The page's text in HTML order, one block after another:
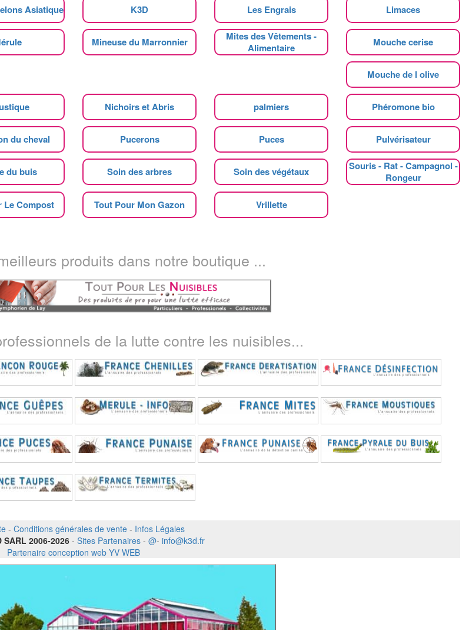
Asiatique K3D Les Engrais Limaces
Mineuse du Marronnier
Mites des Vêtements -
Alimentaire
Mouche cerise
Mouche de l olive
Nichoirs et Abris palmiers Phéromone bio
du cheval Pucerons Puces Pulvérisateur
du buis Soin des arbres Soin des végétaux
Souris - Rat - Campagnol -
Rongeur
Le Compost Tout Pour Mon Gazon Vrillette
produits dans notre boutique ...
de la lutte contre les nuisibles...
- Conditions générales de vente - Infos Légales
2006-2026 - Sites Partenaires- @- info@k3d.fr
Partenaire conception web YV WEB